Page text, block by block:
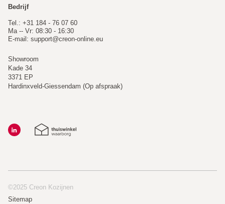
Bedrijf
Tel.: +31 184 - 76 07 60
Ma -- Vr: 08:30 - 16:30
E-mail: support@creon-online.eu
Showroom
Kade 34
3371 EP
Hardinxveld-Giessendam (Op afspraak)
©2025 Creon Kozijnen
Sitemap